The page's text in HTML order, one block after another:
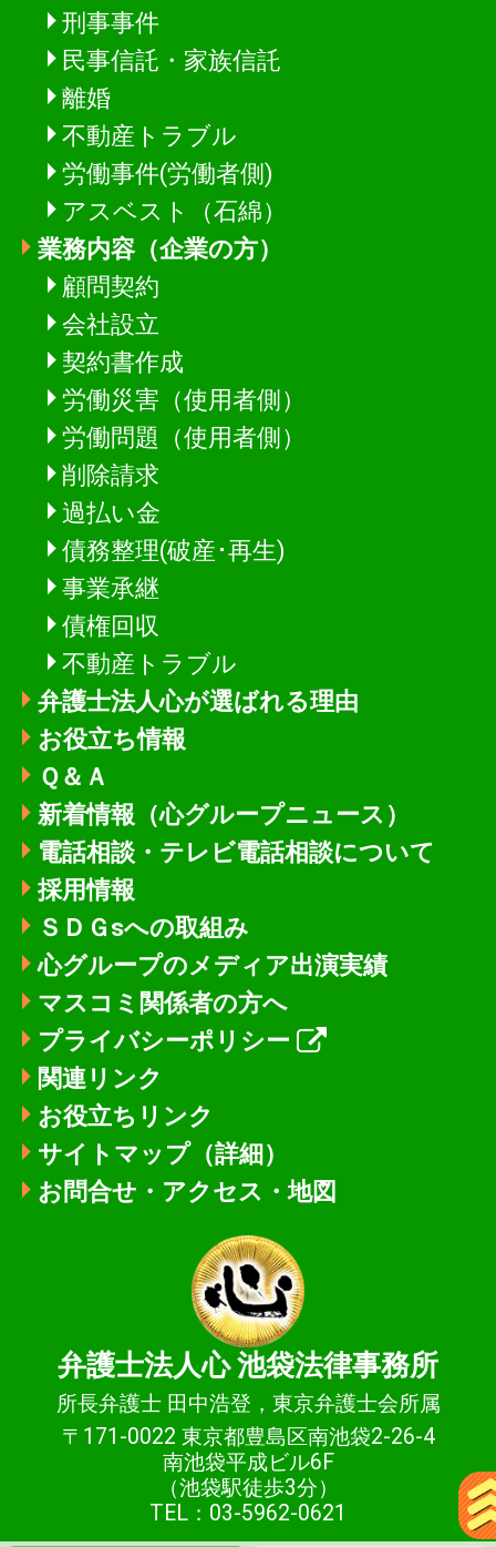
刑事事件
民事信託・家族信託
離婚
不動産トラブル
労働事件(労働者側)
アスベスト（石綿）
業務内容（企業の方）
顧問契約
会社設立
契約書作成
労働災害（使用者側）
労働問題（使用者側）
削除請求
過払い金
債務整理(破産･再生)
事業承継
債権回収
不動産トラブル
弁護士法人心が選ばれる理由
お役立ち情報
Ｑ＆Ａ
新着情報 （心グループニュース）
電話相談・テレビ電話相談について
採用情報
ＳＤＧsへの取組み
心グループのメディア出演実績
マスコミ関係者の方へ
プライバシーポリシー
関連リンク
お役立ちリンク
サイトマップ（詳細）
お問合せ・アクセス・地図
弁護士法人心池袋法律事務所
所長弁護士 田中浩登，東京弁護士会所属
〒171-0022 東京都豊島区南池袋2-26-4
南池袋平成ビル6F
（池袋駅徒歩3分）
TEL：03-5962-0621